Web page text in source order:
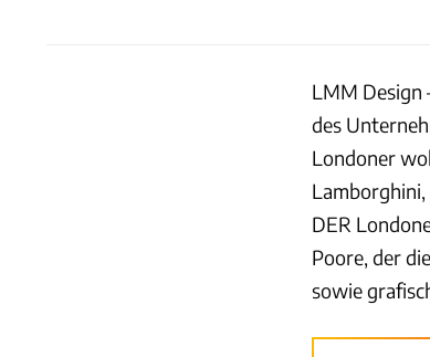
LMM Design
des
Londoner
Lamborghini,
DER
Poore, der
sowie